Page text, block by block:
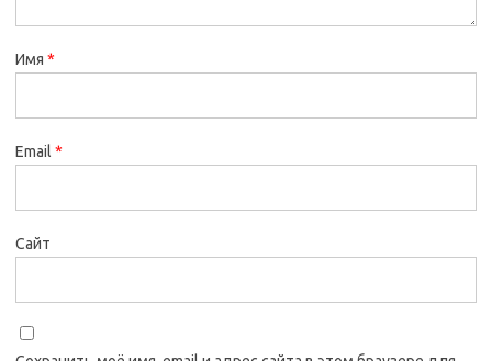
Имя *
Email *
Сайт